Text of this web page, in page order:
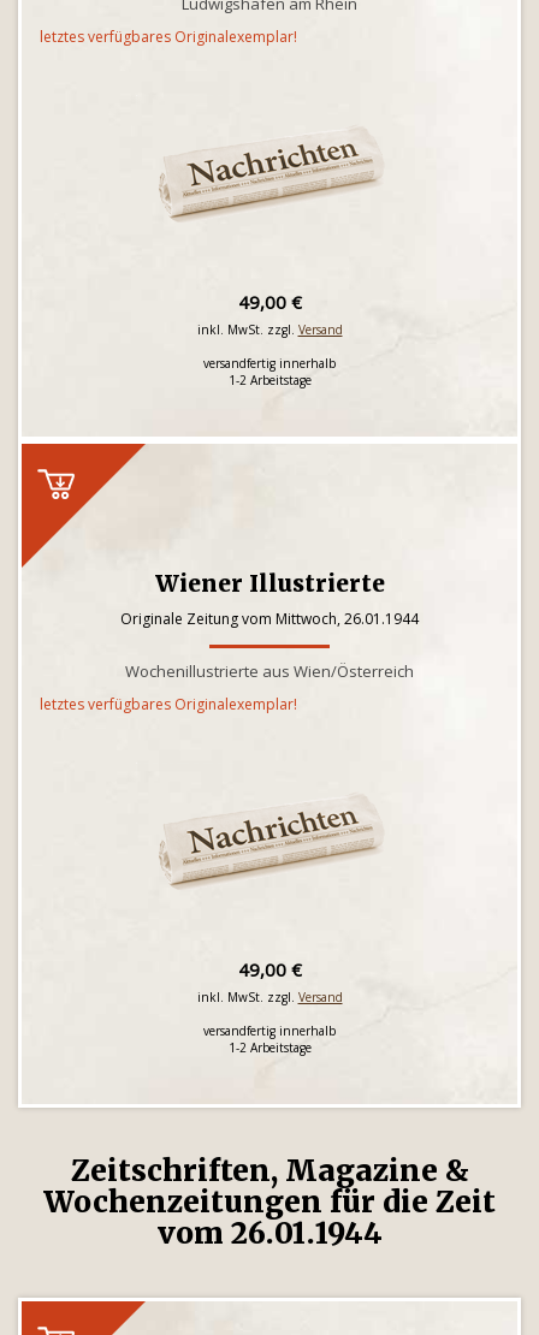
letztes verfügbares Originalexemplar!
49,00 €
inkl. MwSt. zzgl. Versand
versandfertig innerhalb
1-2 Arbeitstage
Wiener Illustrierte
Originale Zeitung vom Mittwoch, 26.01.1944
Wochenillustrierte aus Wien/Österreich
letztes verfügbares Originalexemplar!
49,00 €
inkl. MwSt. zzgl. Versand
versandfertig innerhalb
1-2 Arbeitstage
Zeitschriften, Magazine &
Wochenzeitungen für die Zeit
vom 26.01.1944